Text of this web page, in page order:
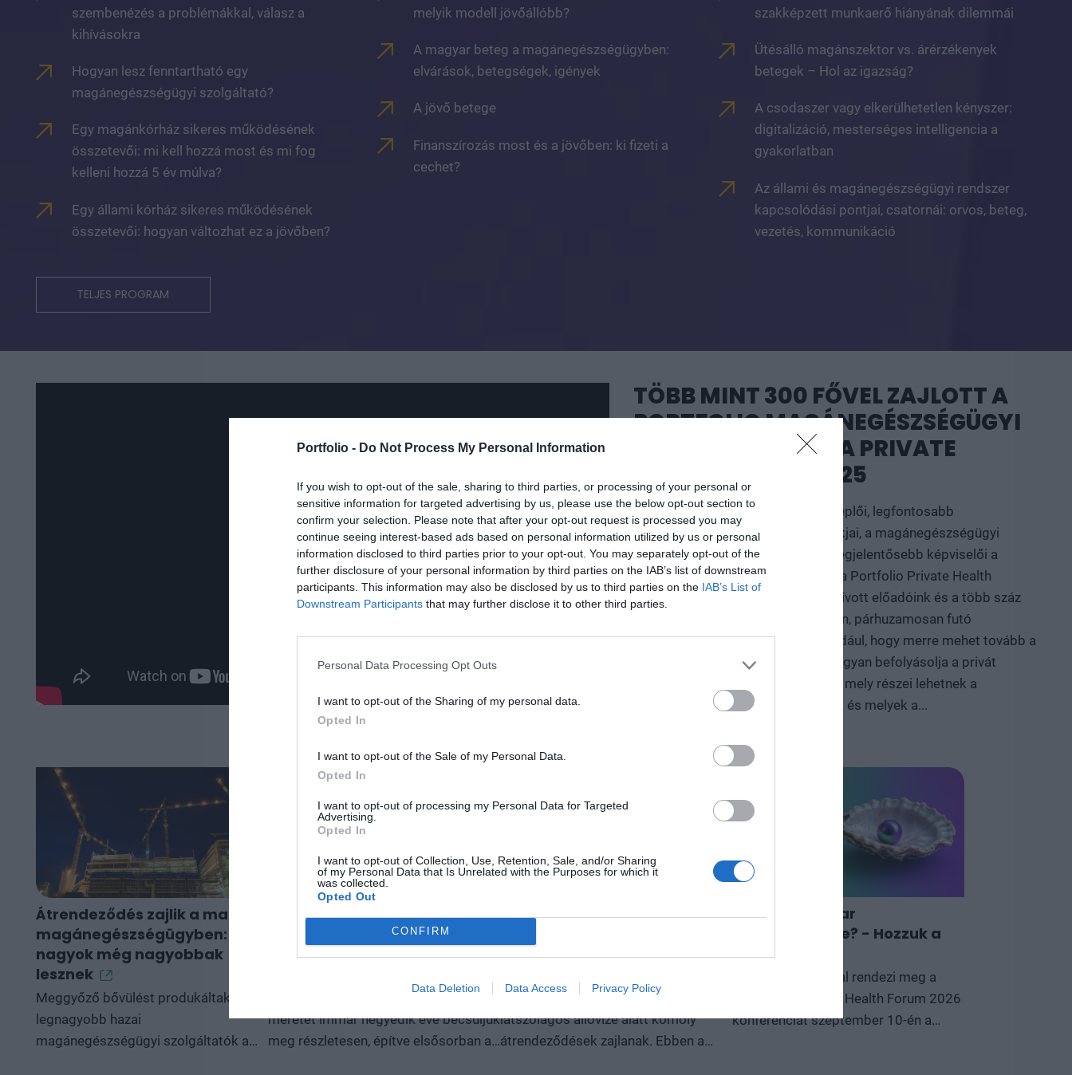
Portfolio - Do Not Process My Personal Information
If you wish to opt-out of the sale, sharing to third parties, or processing of your personal or
sensitive information for targeted advertising by us, please use the below opt-out section to
confirm your selection. Please note that after your opt-out request is processed you may
continue seeing interest-based ads based on personal information utilized by us or personal
information disclosed to third parties prior to your opt-out. You may separately opt-out of the
further disclosure of your personal information by third parties on the IAB’s list of downstream
participants. This information may also be disclosed by us to third parties on the IAB’s List of
Downstream Participants that may further disclose it to other third parties.
Personal Data Processing Opt Outs
I want to opt-out of the Sharing of my personal data.
Opted In
I want to opt-out of the Sale of my Personal Data.
Opted In
I want to opt-out of processing my Personal Data for Targeted
Advertising.
Opted In
I want to opt-out of Collection, Use, Retention, Sale, and/or Sharing
of my Personal Data that Is Unrelated with the Purposes for which it
was collected.
Opted Out
CONFIRM
Data Deletion Data Access Privacy Policy
szembenézés a problémákkal, válasz a
kihívásokra
Hogyan lesz fenntartható egy
magánegészségügyi szolgáltató?
Egy magánkórház sikeres működésének
összetevői: mi kell hozzá most és mi fog
kelleni hozzá 5 év múlva?
Egy állami kórház sikeres működésének
összetevői: hogyan változhat ez a jövőben?
melyik modell jövőállóbb?
A magyar beteg a magánegészségügyben:
elvárások, betegségek, igények
A jövő betege
Finanszírozás most és a jövőben: ki fizeti a
cechet?
szakképzett munkaerő hiányának dilemmái
Ütésálló magánszektor vs. árérzékenyek
betegek – Hol az igazság?
A csodaszer vagy elkerülhetetlen kényszer:
digitalizáció, mesterséges intelligencia a
gyakorlatban
Az állami és magánegészségügyi rendszer
kapcsolódási pontjai, csatornái: orvos, beteg,
vezetés, kommunikáció
TELJES PROGRAM
TÖBB MINT 300 FŐVEL ZAJLOTT A
PORTFOLIO MAGÁNEGÉSZSÉGÜGYI
KONFERENCIÁJA, A PRIVATE
HEALTH FORUM 2025
A szektor legmeghatározóbb szereplői, legfontosabb
véleményformálói, legnagyobb alakjai, a magánegészségügyi
cégeket körülvevő ökoszisztéma legjelentősebb képviselői a
kilencedik alkalommal találkoztak a Portfolio Private Health
Forumon szeptember 30-án. Meghívott előadóink és a több száz
szakmai résztvevő több szekcióban, párhuzamosan futó
programokban tárgyalták meg például, hogy merre mehet tovább a
hazai egészségügyi rendszer, ez hogyan befolyásolja a privát
szolgáltatók működését, a szektor mely részei lehetnek a
következő időszak relatív nyertesei és melyek a...
Átrendeződés zajlik a magyar
magánegészségügyben: a
nagyok még nagyobbak
lesznek
Meggyőző bővülést produkáltak a
legnagyobb hazai
magánegészségügyi szolgáltatók a
Ezermilliárdos határ
közelében a magyar
magánegészségügy - Most
A magyar magánegészségügyi piac
méretét immár negyedik éve becsüljük
meg részletesen, építve elsősorban a
Kettészakadó a
Felpörög a konszolidáció? -
A hazai magánegészségügyi szektor
látszólagos állóvize alatt komoly
átrendeződések zajlanak. Ebben a
Mi vár a magyar
egészségügyre? - Hozzuk a
választ!
Tizedik alkalommal rendezi meg a
Portfolio a Private Health Forum 2026
konferenciát szeptember 10-én a